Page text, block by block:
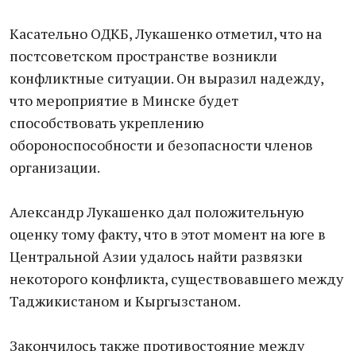
Касательно ОДКБ, Лукашенко отметил, что на
постсоветском пространстве возникли
конфликтные ситуации. Он выразил надежду,
что мероприятие в Минске будет
способствовать укреплению
обороноспособности и безопасности членов
организации.
Александр Лукашенко дал положительную
оценку тому факту, что в этот момент на юге в
Центральной Азии удалось найти развязки
некоторого конфликта, существовавшего между
Таджикистаном и Кыргызстаном.
Закончилось также противостояние между